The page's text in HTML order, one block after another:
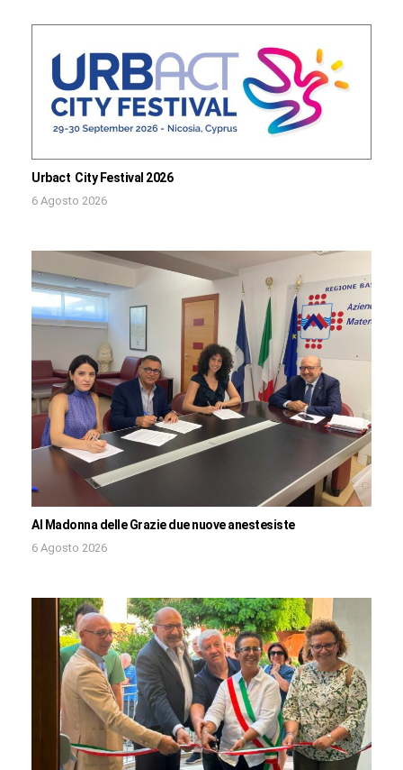
Urbact City Festival 2026
6 Agosto 2026
Al Madonna delle Grazie due nuove anestesiste
6 Agosto 2026